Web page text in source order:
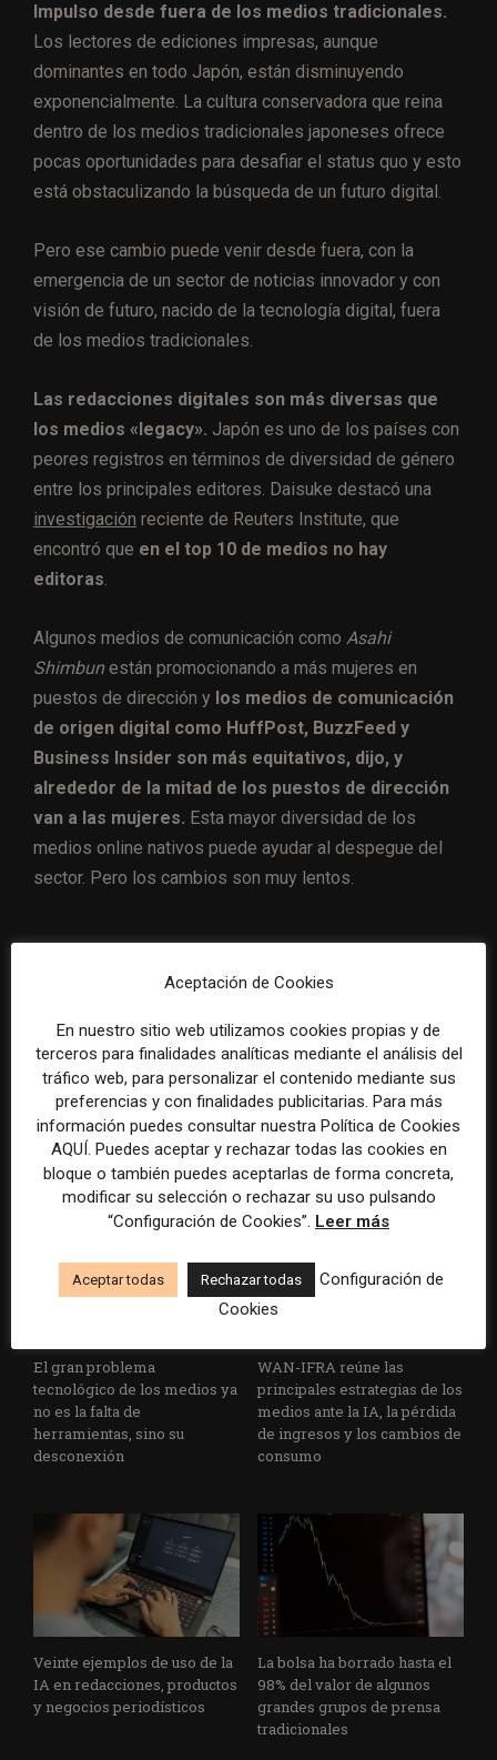
Impulso desde fuera de los medios tradicionales.
Los lectores de ediciones impresas, aunque
dominantes en todo Japón, están disminuyendo
exponencialmente. La cultura conservadora que reina
dentro de los medios tradicionales japoneses ofrece
pocas oportunidades para desafiar el status quo y esto
está obstaculizando la búsqueda de un futuro digital.
Pero ese cambio puede venir desde fuera, con la
emergencia de un sector de noticias innovador y con
visión de futuro, nacido de la tecnología digital, fuera
de los medios tradicionales.
Las redacciones digitales son más diversas que
los medios «legacy». Japón es uno de los países con
peores registros en términos de diversidad de género
entre los principales editores. Daisuke destacó una
investigación reciente de Reuters Institute, que
encontró que en el top 10 de medios no hay
editoras.
Algunos medios de comunicación como Asahi
Shimbunestán promocionando a más mujeres en
puestos de dirección y los medios de comunicación
de origen digital como HuffPost, BuzzFeed y
Business Insider son más equitativos, dijo, y
alrededor de la mitad de los puestos de dirección
van a las mujeres. Esta mayor diversidad de los
medios online nativos puede ayudar al despegue del
sector. Pero los cambios son muy lentos.
La BBC sigue el camino de
la radio pública sueca y
prueba un algoritmo que
prime valores periodísticos
Así funciona Draft
Assistant, el programa de
inteligencia artificial del WSJ
que redacta borradores de
noticia
ARTÍCULOS RELACIONADOS
El gran problema
tecnológico de los medios ya
no es la falta de
herramientas, sino su
desconexión
WAN-IFRA reúne las
principales estrategias de los
medios ante la IA, la pérdida
de ingresos y los cambios de
consumo
Veinte ejemplos de uso de la
IA en redacciones, productos
y negocios periodísticos
La bolsa ha borrado hasta el
98% del valor de algunos
grandes grupos de prensa
tradicionales
Aceptación de Cookies
En nuestro sitio web utilizamos cookies propias y de
terceros para finalidades analíticas mediante el análisis del
tráfico web, para personalizar el contenido mediante sus
preferencias y con finalidades publicitarias. Para más
información puedes consultar nuestra Política de Cookies
AQUÍ. Puedes aceptar y rechazar todas las cookies en
bloque o también puedes aceptarlas de forma concreta,
modificar su selección o rechazar su uso pulsando
“Configuración de Cookies”. Leer más
Aceptar todas Rechazar todas
Configuración de
Cookies